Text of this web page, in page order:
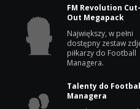
FM Revolution
Out Megapack
Największy, w pełni
dostępny zestaw
piłkarzy do Football
Managera.
Talenty do
Managera